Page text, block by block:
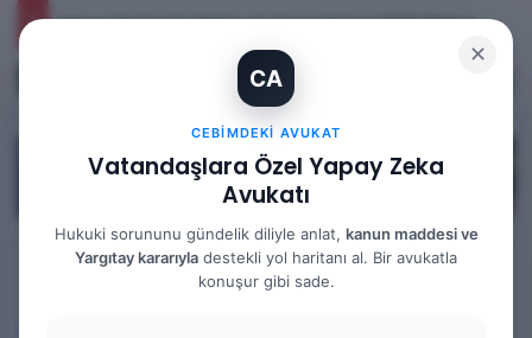
✕
CA
CEBIMDEKI AVUKAT
Vatandaşlara Özel Yapay Zeka
Avukatı
Hukuki sorununu gündelik diliyle anlat, kanun maddesi ve
Yargıtay kararıyla destekli yol haritanı al. Bir avukatla
konuşur gibi sade.
İhtiyaç Nedeniyle Tahliye: 9. Hukuk Dairesi 2025/7083 K.
Tüm Yazılar